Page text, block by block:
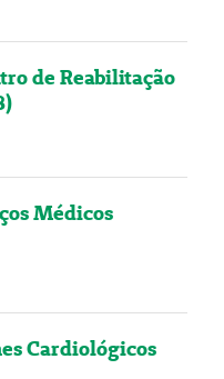
de Reabilitação
Médicos
Cardiológicos